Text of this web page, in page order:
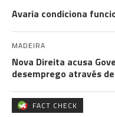
Avaria condiciona
MADEIRA
Nova Direita acusa
desemprego através
FACT CHECK